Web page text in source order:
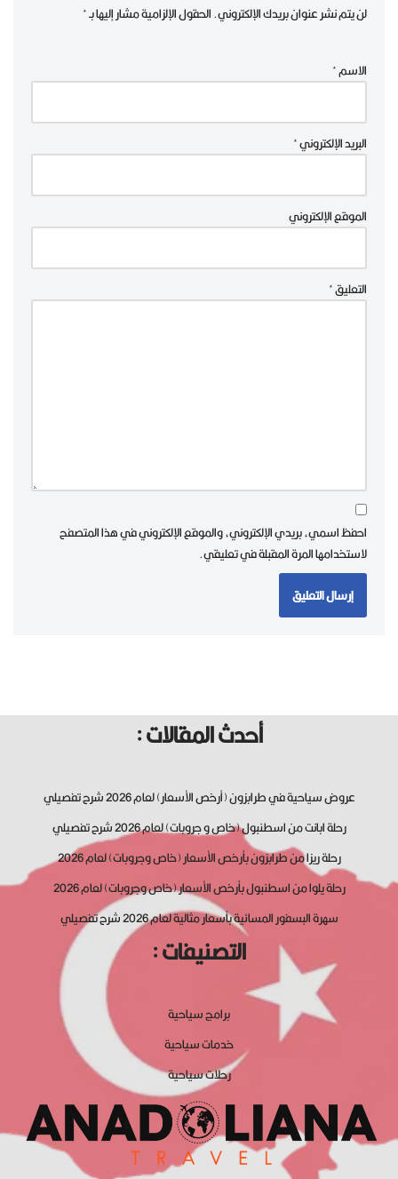
لن يتم نشر عنوان بريدك الإلكتروني.الحقول الإلزامية مشار إليها بـ*
الاسم*
البريد الإلكتروني*
الموقع الإلكتروني
التعليق*
احفظ اسمي، بريدي الإلكتروني، والموقع الإلكتروني في هذا المتصفح
لاستخدامها المرة المقبلة في تعليقي.
أحدث المقالات :
عروض سياحية في طرابزون (أرخص الأسعار) لعام 2026 شرح تفصيلي
رحلة ابانت من اسطنبول (خاص و جروبات) لعام 2026 شرح تفصيلي
رحلة ريزا من طرابزون بأرخص الأسعار (خاص وجروبات) لعام 2026
رحلة يلوا من اسطنبول بأرخص الأسعار (خاص وجروبات) لعام 2026
سهرة البسفور المسائية بأسعار مثالية لعام 2026 شرح تفصيلي
التصنيفات :
برامج سياحية
خدمات سياحية
رحلات سياحية